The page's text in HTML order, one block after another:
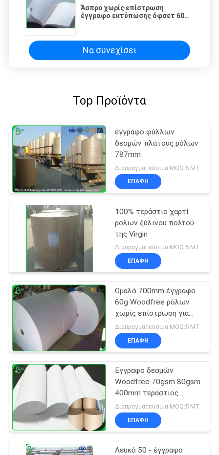
Άσπρο χωρίς επίστρωση
έγγραφο εκτύπωσης όφσετ 60g
Να συνεχίσει
Top Προϊόντα
έγγραφο φύλλων
δεσμών πλάτους ρόλων
787mm
Διαπραγματεύσιμα MOQ:5 MT
ΕΠΑΦΉ
100% τεράστιο χαρτί
ρόλων ξύλινου πολτού
της Virgin
Διαπραγματεύσιμα MOQ:5 MT
ΕΠΑΦΉ
Ομαλό 700mm έγγραφο
60g Woodfree ρόλων
χωρίς επίστρωση για
την εκτύπωση σχολικών
βιβλίων
Διαπραγματεύσιμα MOQ:5 MT
ΕΠΑΦΉ
Έγγραφο δεσμών
Woodfree 70gsm 80gsm
400mm τεράστιος
ρόλος για την εκτύπωση
όφσετ
Διαπραγματεύσιμα MOQ:5 MT
ΕΠΑΦΉ
Λευκό 50 - έγγραφο